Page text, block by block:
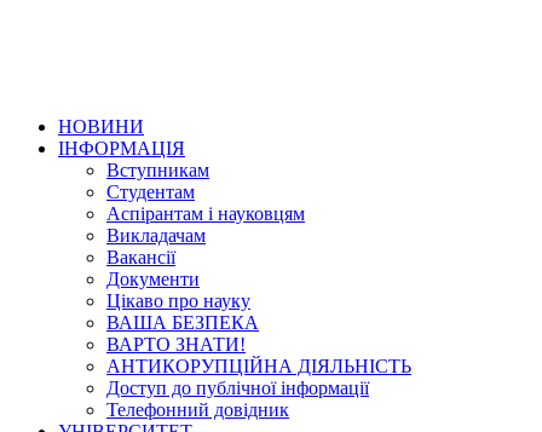
НОВИНИ
ІНФОРМАЦІЯ
Вступникам
Студентам
Аспірантам і науковцям
Викладачам
Вакансії
Документи
Цікаво про науку
ВАША БЕЗПЕКА
ВАРТО ЗНАТИ!
АНТИКОРУПЦІЙНА ДІЯЛЬНІСТЬ
Доступ до публічної інформації
Телефонний довідник